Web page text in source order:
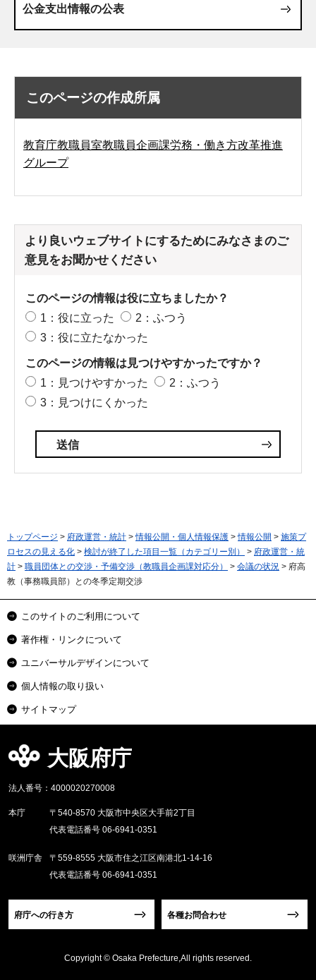
公金支出情報の公表
このページの作成所属
教育庁教職員室教職員企画課労務・働き方改革推進
グループ
より良いウェブサイトにするためにみなさまのご
意見をお聞かせください
このページの情報は役に立ちましたか？
1：役に立った
2：ふつう
3：役に立たなかった
このページの情報は見つけやすかったですか？
1：見つけやすかった
2：ふつう
3：見つけにくかった
トップページ > 府政運営・統計 >情報公開・個人情報保護 >情報公開 > 施策プ
ロセスの見える化 > 検討が終了した項目一覧（カテゴリー別） > 府政運営・統
計 > 職員団体との交渉・予備交渉（教職員企画課対応分） > 会議の状況 > 府高
教（事務職員部）との冬季定期交渉
このサイトのご利用について
著作権・リンクについて
ユニバーサルデザインについて
個人情報の取り扱い
サイトマップ
大阪府庁
法人番号：4000020270008
本庁
〒540-8570 大阪市中央区大手前2丁目
代表電話番号 06-6941-0351
咲洲庁舎
〒559-8555 大阪市住之江区南港北1-14-16
代表電話番号 06-6941-0351
府庁への行き方 各種お問合わせ
Copyright © Osaka Prefecture,All rights reserved.